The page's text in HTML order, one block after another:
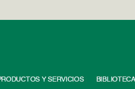
Y SERVICIOS